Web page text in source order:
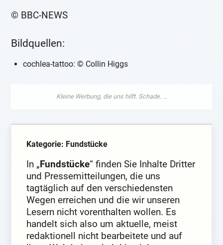
© BBC-NEWS
Bildquellen:
cochlea-tattoo: © Collin Higgs
Kategorie: Fundstücke
In „Fundstücke“ finden Sie Inhalte Dritter
und Pressemitteilungen, die uns
tagtäglich auf den verschiedensten
Wegen erreichen und die wir unseren
Lesern nicht vorenthalten wollen. Es
handelt sich also um aktuelle, meist
redaktionell nicht bearbeitete und auf